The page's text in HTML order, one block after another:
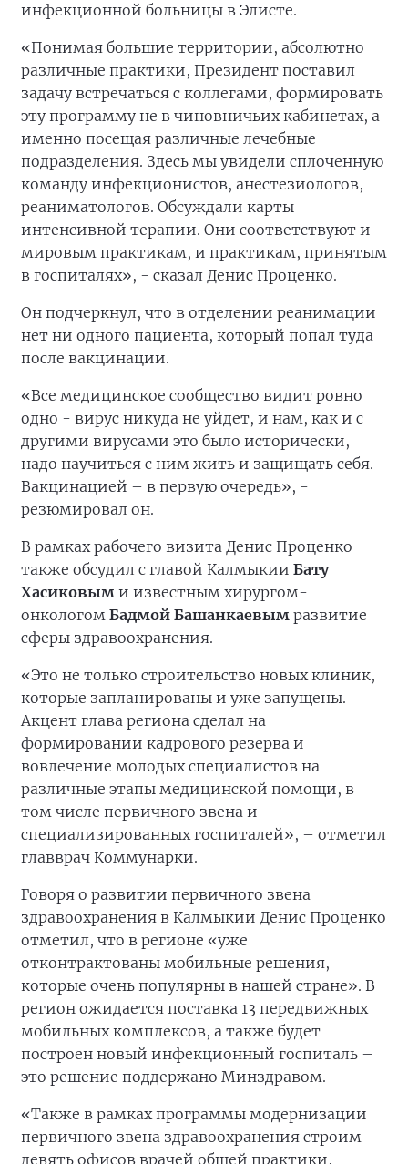
инфекционной больницы в Элисте.
«Понимая большие территории, абсолютно
различные практики, Президент поставил
задачу встречаться с коллегами, формировать
эту программу не в чиновничьих кабинетах, а
именно посещая различные лечебные
подразделения. Здесь мы увидели сплоченную
команду инфекционистов, анестезиологов,
реаниматологов. Обсуждали карты
интенсивной терапии. Они соответствуют и
мировым практикам, и практикам, принятым
в госпиталях», - сказал Денис Проценко.
Он подчеркнул, что в отделении реанимации
нет ни одного пациента, который попал туда
после вакцинации.
«Все медицинское сообщество видит ровно
одно - вирус никуда не уйдет, и нам, как и с
другими вирусами это было исторически,
надо научиться с ним жить и защищать себя.
Вакцинацией – в первую очередь», -
резюмировал он.
В рамках рабочего визита Денис Проценко
также обсудил с главой Калмыкии Бату
Хасиковым и известным хирургом-
онкологом Бадмой Башанкаевым развитие
сферы здравоохранения.
«Это не только строительство новых клиник,
которые запланированы и уже запущены.
Акцент глава региона сделал на
формировании кадрового резерва и
вовлечение молодых специалистов на
различные этапы медицинской помощи, в
том числе первичного звена и
специализированных госпиталей», – отметил
главврач Коммунарки.
Говоря о развитии первичного звена
здравоохранения в Калмыкии Денис Проценко
отметил, что в регионе «уже
отконтрактованы мобильные решения,
которые очень популярны в нашей стране». В
регион ожидается поставка 13 передвижных
мобильных комплексов, а также будет
построен новый инфекционный госпиталь –
это решение поддержано Минздравом.
«Также в рамках программы модернизации
первичного звена здравоохранения строим
девять офисов врачей общей практики,